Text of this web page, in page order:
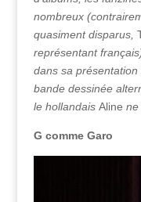
nombreux
quasiment disparus,
représentant
dans sa
bande dessinée
le hollandais Aline ne
G comme Garo